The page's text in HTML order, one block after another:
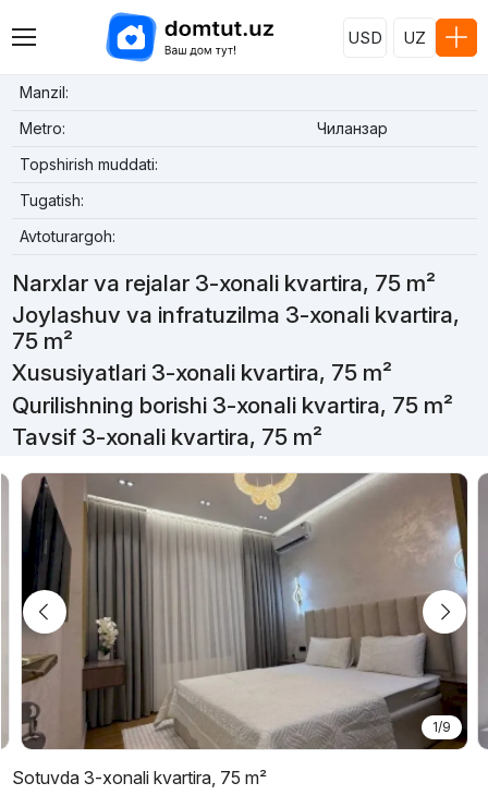
USD UZ
Manzil:
Metro:
Чиланзар
Topshirish muddati:
Tugatish:
Avtoturargoh:
Narxlar va rejalar 3-xonali kvartira, 75 m²
Joylashuv va infratuzilma 3-xonali kvartira,
75 m²
Xususiyatlari 3-xonali kvartira, 75 m²
Qurilishning borishi 3-xonali kvartira, 75 m²
Tavsif 3-xonali kvartira, 75 m²
1/9
Sotuvda 3-xonali kvartira, 75 m²